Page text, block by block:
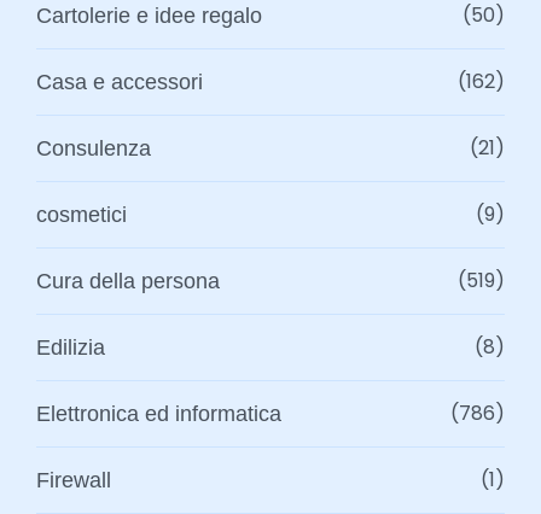
Cartolerie e idee regalo (50)
Casa e accessori (162)
Consulenza (21)
cosmetici (9)
Cura della persona (519)
Edilizia (8)
Elettronica ed informatica (786)
Firewall (1)